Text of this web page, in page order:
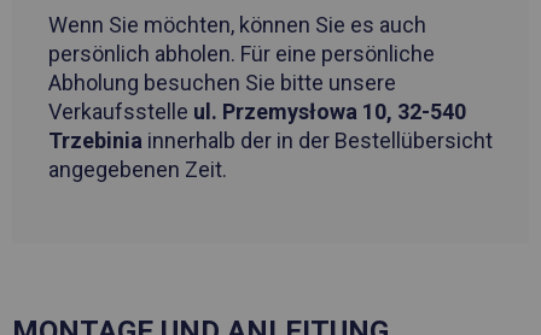
Wenn Sie möchten, können Sie es auch
persönlich abholen. Für eine persönliche
Abholung besuchen Sie bitte unsere
Verkaufsstelle ul. Przemysłowa 10, 32-540
Trzebinia innerhalb der in der Bestellübersicht
angegebenen Zeit.